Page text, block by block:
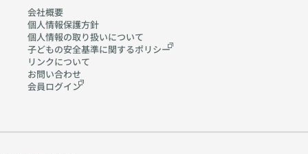
会社概要
個人情報保護方針
個人情報の取り扱いについて
子どもの安全基準に関するポリシー
リンクについて
お問い合わせ
会員ログイン